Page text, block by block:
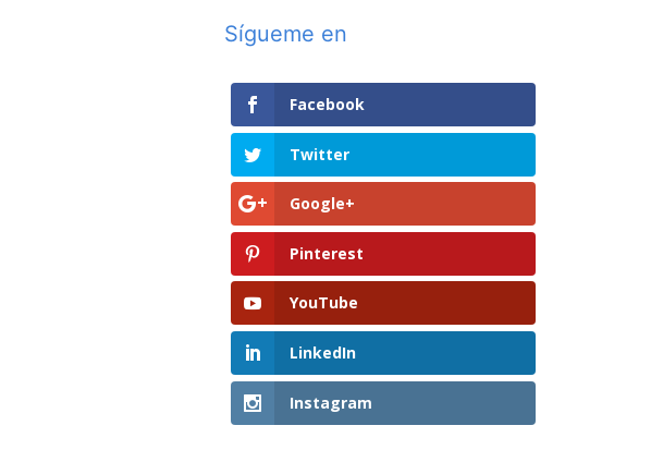
Sígueme en
Facebook
Twitter
Google+
Pinterest
YouTube
LinkedIn
Instagram